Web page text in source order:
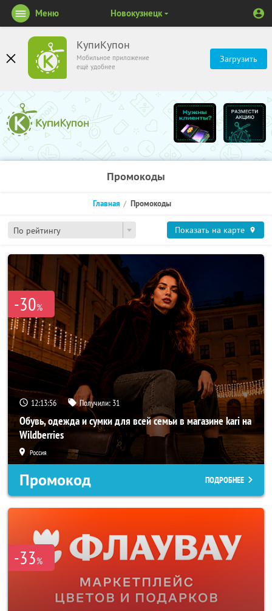
КупиКупон
Мобильное приложение
ещё удобнее
Загрузить
Меню Новокузнецк
Промокоды
По рейтингу
Главная Промокоды
Показать на карте
-30%
12:13:53 Получили: 31
Обувь, одежда и сумки для всей семьи в магазине kari на
Wildberries
Россия
Промокод ПОДРОБНЕЕ
-33%